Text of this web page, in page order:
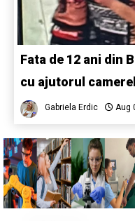
Fata de 12 ani din
cu ajutorul
Gabriela Erdic Aug